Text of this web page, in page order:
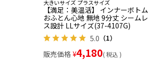
大きいサイズ プラスサイズ
【満足：美温活】 インナーボトム
おふとん心地 無地 9分丈 シームレ
ス設計 LLサイズ(37-4107G)
5.0 （1）
販売価格 ¥4,180 税込